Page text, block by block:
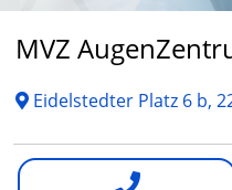
MVZ
Eidelstedter Platz 6 b,